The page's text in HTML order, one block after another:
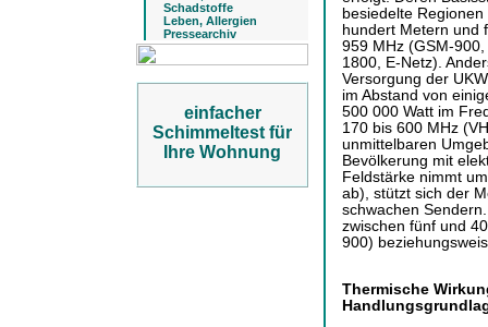
Schadstoffe
Leben, Allergien
Pressearchiv
einfacher
Schimmeltest für
Ihre Wohnung
besiedelte
hundert Metern und
959 MHz (GSM-
1800, E-Netz).
Versorgung der
im Abstand von
500 000 Watt im
170 bis 600 MHz
unmittelbaren
Bevölkerung mit
Feldstärke nimmt
ab), stützt sich der
schwachen
zwischen fünf und
900)
Thermische